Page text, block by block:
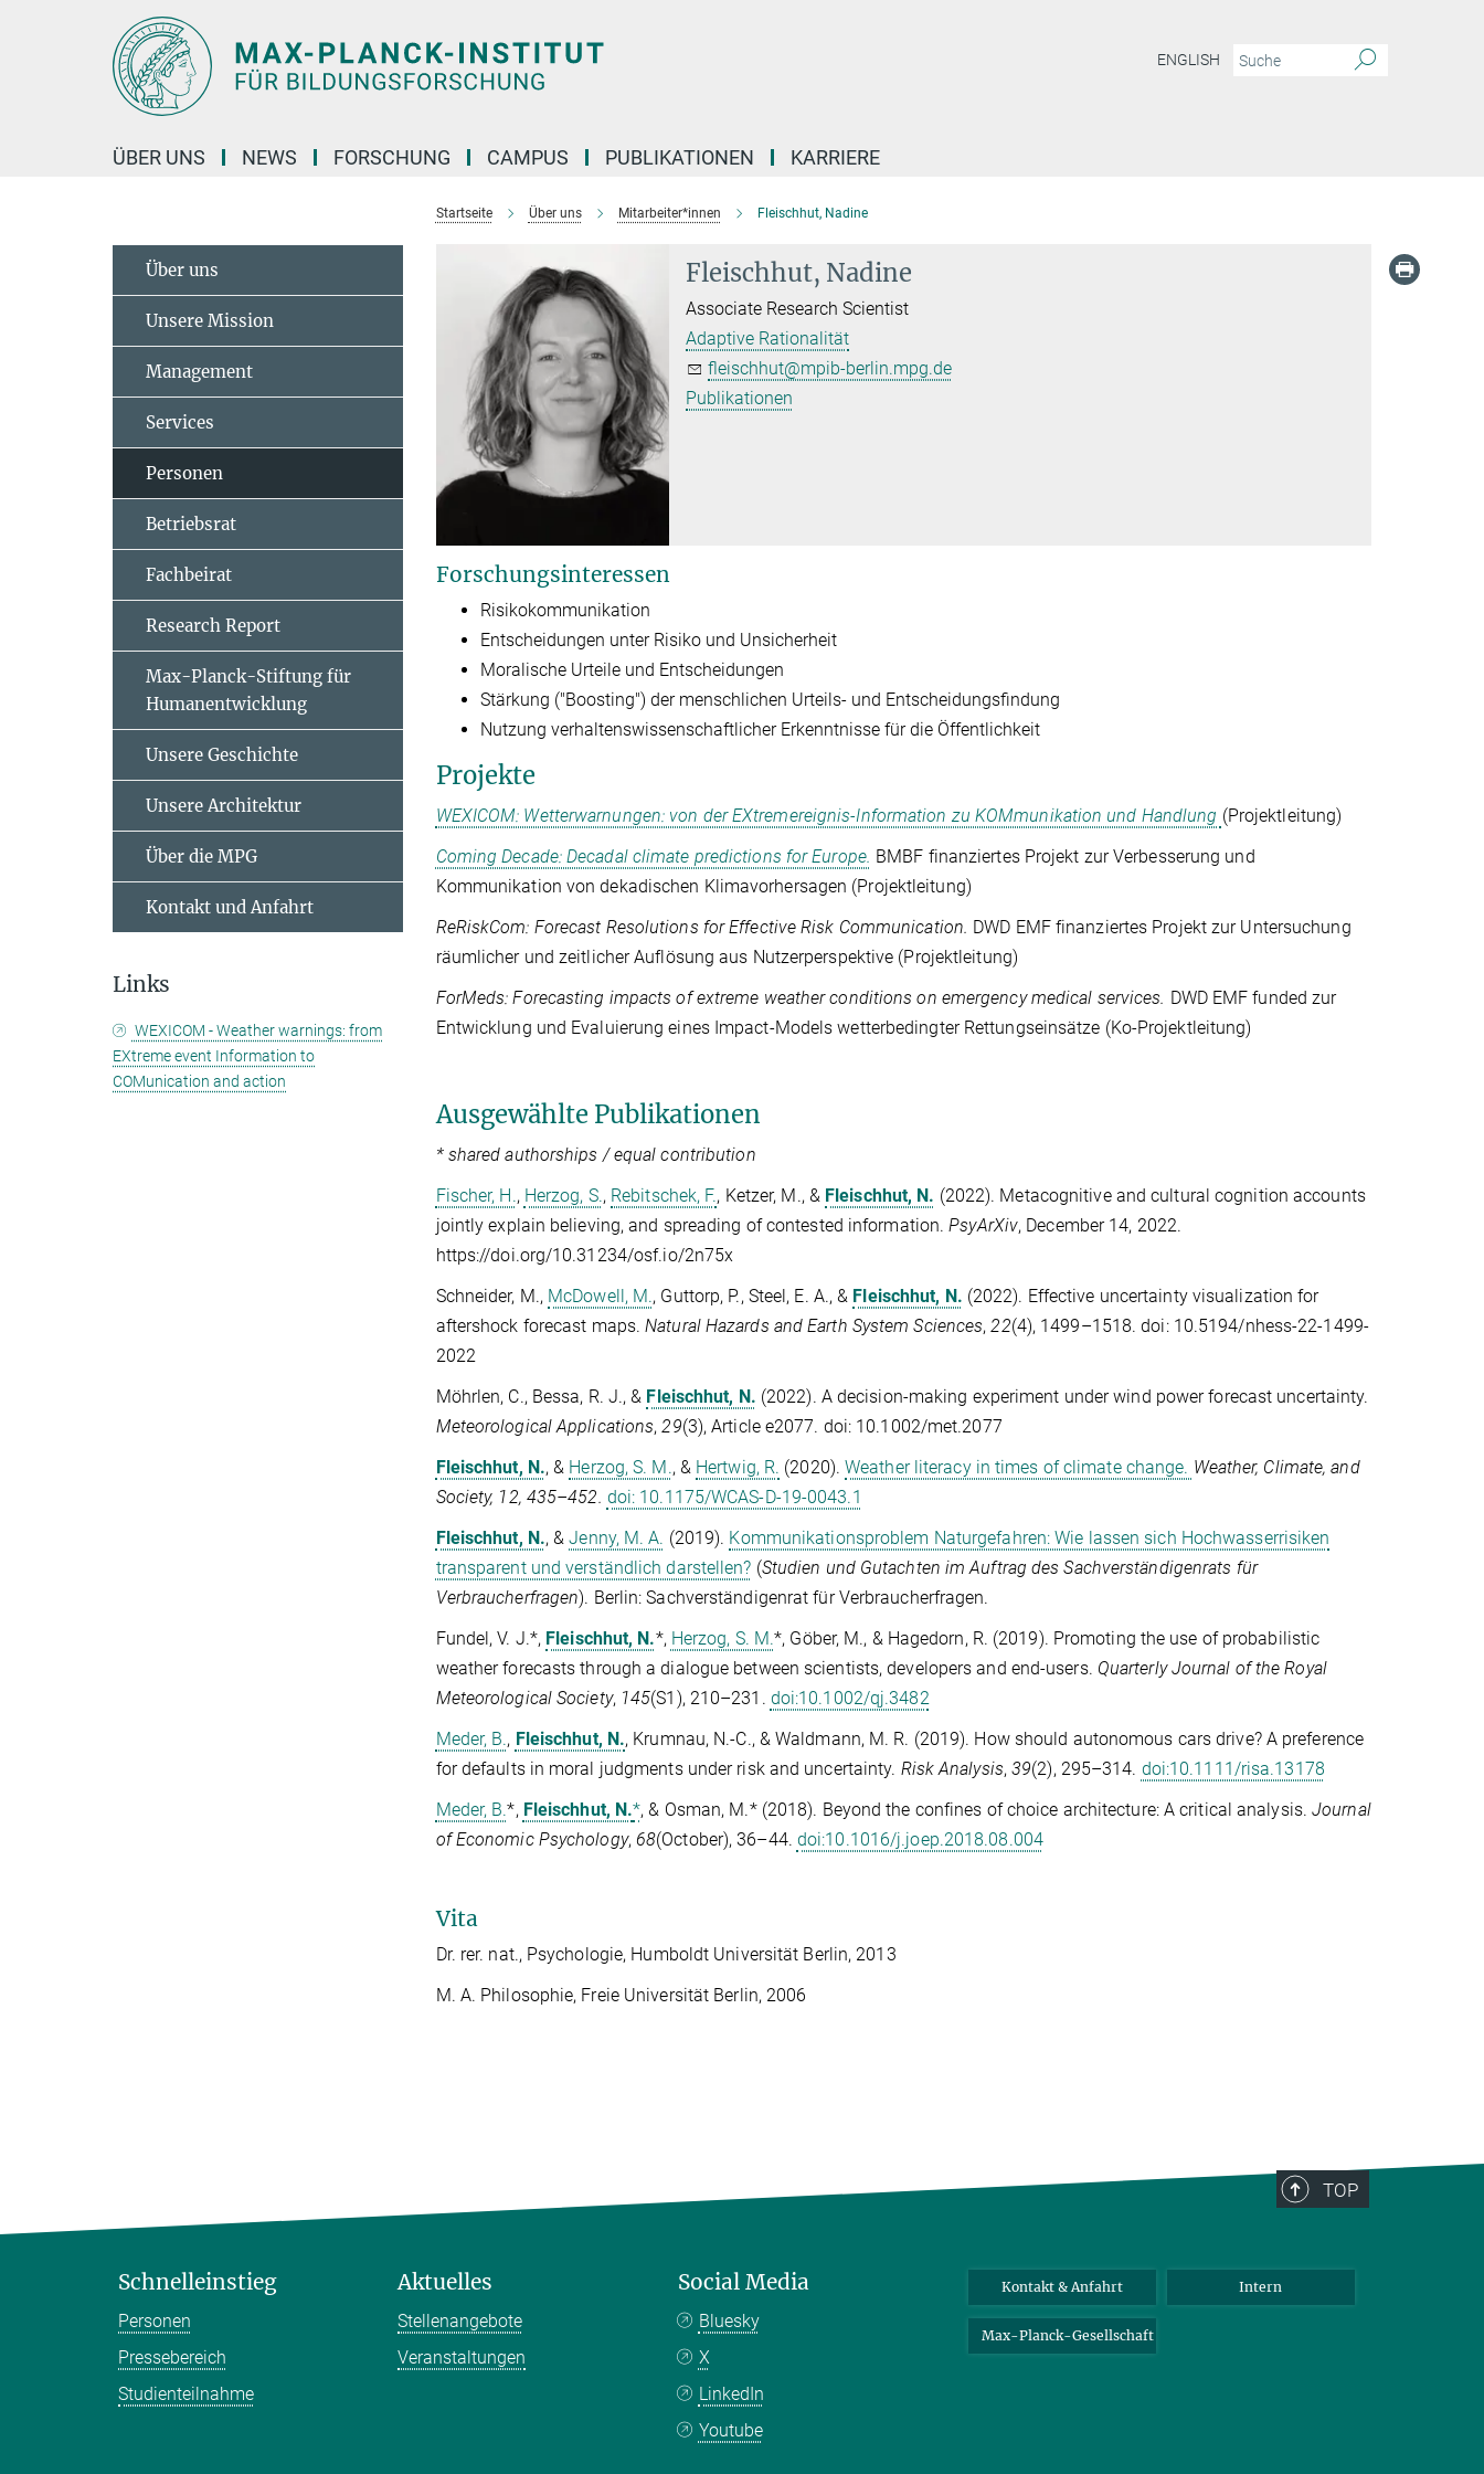
ENGLISH
ÜBER UNS NEWS FORSCHUNG CAMPUS PUBLIKATIONEN KARRIERE
Startseite Über uns Mitarbeiter*innen Fleischhut, Nadine
Fleischhut, Nadine
Associate Research Scientist
Adaptive Rationalität
fleischhut@mpib-berlin.mpg.de
Publikationen
Forschungsinteressen
Risikokommunikation
Entscheidungen unter Risiko und Unsicherheit
Moralische Urteile und Entscheidungen
Stärkung ("Boosting") der menschlichen Urteils- und Entscheidungsfindung
Nutzung verhaltenswissenschaftlicher Erkenntnisse für die Öffentlichkeit
Projekte
WEXICOM: Wetterwarnungen: von der EXtremereignis-Information zu KOMmunikation und Handlung (Projektleitung)
Coming Decade: Decadal climate predictions for Europe. BMBF finanziertes Projekt zur Verbesserung und
Kommunikation von dekadischen Klimavorhersagen (Projektleitung)
ReRiskCom: Forecast Resolutions for Effective Risk Communication. DWD EMF finanziertes Projekt zur Untersuchung
räumlicher und zeitlicher Auflösung aus Nutzerperspektive (Projektleitung)
ForMeds: Forecasting impacts of extreme weather conditions on emergency medical services. DWD EMF funded zur
Entwicklung und Evaluierung eines Impact-Models wetterbedingter Rettungseinsätze (Ko-Projektleitung)
Ausgewählte Publikationen
* shared authorships / equal contribution
Fischer, H., Herzog, S., Rebitschek, F., Ketzer, M., & Fleischhut, N. (2022). Metacognitive and cultural cognition accounts
jointly explain believing, and spreading of contested information.PsyArXiv, December 14, 2022.
https://doi.org/10.31234/osf.io/2n75x
Schneider, M., McDowell, M., Guttorp, P., Steel, E. A., & Fleischhut, N. (2022). Effective uncertainty visualization for
aftershock forecast maps.Natural Hazards and Earth System Sciences,22(4), 1499–1518. doi: 10.5194/nhess-22-1499-
2022
Möhrlen, C., Bessa, R. J., & Fleischhut, N. (2022). A decision-making experiment under wind power forecast uncertainty.
Meteorological Applications,29(3), Article e2077. doi: 10.1002/met.2077
Fleischhut, N., & Herzog, S. M., & Hertwig, R. (2020).Weather literacy in times of climate change. Weather, Climate, and
Society, 12, 435–452. doi: 10.1175/WCAS-D-19-0043.1
Fleischhut, N., &Jenny, M. A. (2019). Kommunikationsproblem Naturgefahren: Wie lassen sich Hochwasserrisiken
transparent und verständlich darstellen? (Studien und Gutachten im Auftrag des Sachverständigenrats für
Verbraucherfragen). Berlin: Sachverständigenrat für Verbraucherfragen.
Fundel, V. J.*, Fleischhut, N.*, Herzog, S. M.*, Göber, M., & Hagedorn, R. (2019). Promoting the use of probabilistic
weather forecasts through a dialogue between scientists, developers and end-users. Quarterly Journal of the Royal
Meteorological Society, 145(S1), 210–231. doi:10.1002/qj.3482
Meder, B., Fleischhut, N., Krumnau, N.-C., &Waldmann, M. R. (2019). How should autonomous cars drive? A preference
for defaults in moral judgments under risk and uncertainty. Risk Analysis,39(2), 295–314. doi:10.1111/risa.13178
Meder, B.*, Fleischhut, N.*, & Osman, M.*(2018). Beyond the confines of choice architecture: A critical analysis.Journal
of Economic Psychology, 68(October), 36–44. doi:10.1016/j.joep.2018.08.004
Vita
Dr. rer. nat., Psychologie, Humboldt Universität Berlin, 2013
M. A. Philosophie, Freie Universität Berlin, 2006
Über uns
Unsere Mission
Management
Services
Personen
Betriebsrat
Fachbeirat
Research Report
Max-Planck-Stiftung für
Humanentwicklung
Unsere Geschichte
Unsere Architektur
Über die MPG
Kontakt und Anfahrt
Links
WEXICOM - Weather warnings: from
EXtreme event Information to
COMunication and action
TOP
Schnelleinstieg
Personen
Pressebereich
Studienteilnahme
Aktuelles
Stellenangebote
Veranstaltungen
Social Media
Bluesky
X
LinkedIn
Youtube
Kontakt & Anfahrt Intern
Max-Planck-Gesellschaft